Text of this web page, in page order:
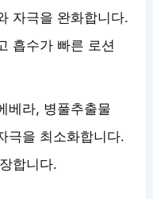
자극을 완화합니다.
흡수가 빠른 로션
베라, 병풀추출물
극을 최소화합니다.
합니다.